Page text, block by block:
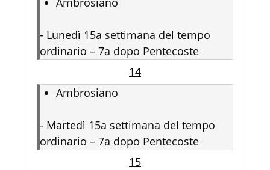
- Lunedì 15a settimana del tempo
ordinario – 7a dopo Pentecoste
14
Ambrosiano
- Martedì 15a settimana del tempo
ordinario – 7a dopo Pentecoste
15